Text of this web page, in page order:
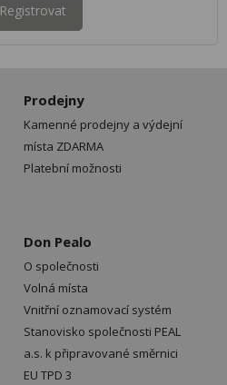
Registrovat
Prodejny
Kamenné prodejny a výdejní
místa ZDARMA
Platební možnosti
Don Pealo
O společnosti
Volná místa
Vnitřní oznamovací systém
Stanovisko společnosti PEAL
a.s. k připravované směrnici
EU TPD 3